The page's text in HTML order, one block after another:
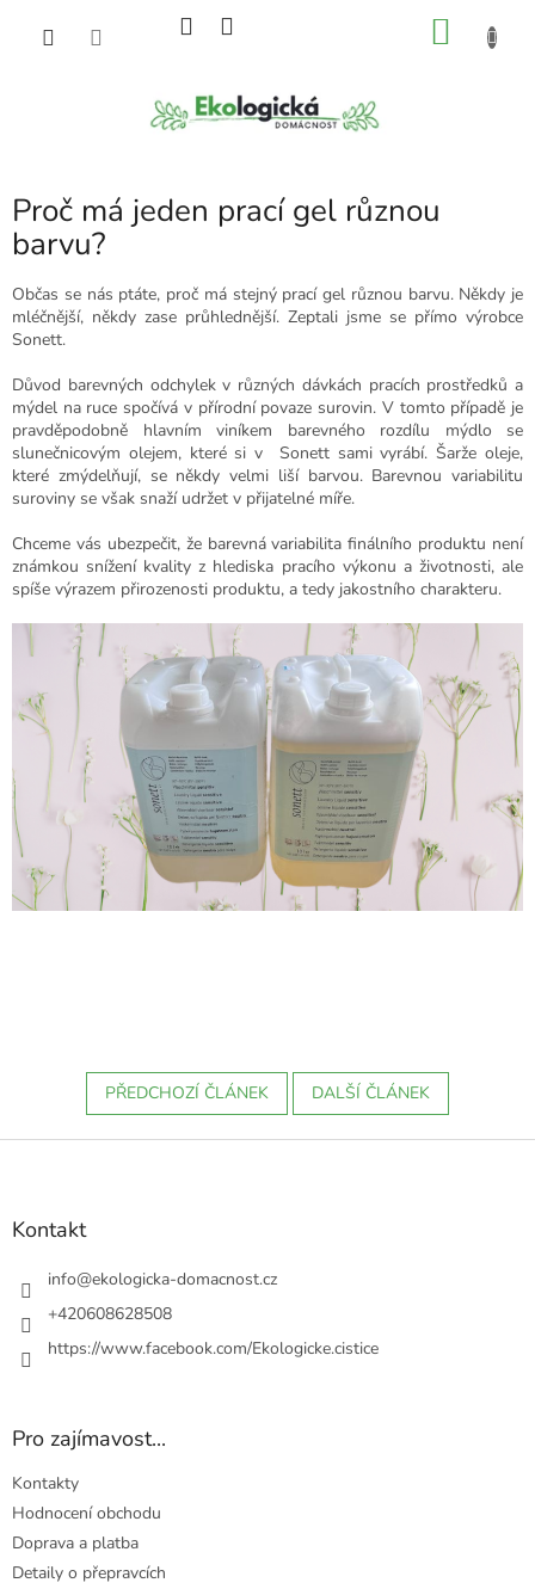
Proč má jeden prací gel různou
barvu?
Občas se nás ptáte, proč má stejný prací gel různou barvu. Někdy je
mléčnější, někdy zase průhlednější. Zeptali jsme se přímo výrobce
Sonett.
Důvod barevných odchylek v různých dávkách pracích prostředků a
mýdel na ruce spočívá v přírodní povaze surovin. V tomto případě je
pravděpodobně hlavním viníkem barevného rozdílu mýdlo se
slunečnicovým olejem, které si v Sonett sami vyrábí. Šarže oleje,
které zmýdelňují, se někdy velmi liší barvou. Barevnou variabilitu
suroviny se však snaží udržet v přijatelné míře.
Chceme vás ubezpečit, že barevná variabilita finálního produktu není
známkou snížení kvality z hlediska pracího výkonu a životnosti, ale
spíše výrazem přirozenosti produktu, a tedy jakostního charakteru.
PŘEDCHOZÍ ČLÁNEK DALŠÍ ČLÁNEK
Z
Kontakt
info@ekologicka-domacnost.cz
+420608628508
https://www.facebook.com/Ekologicke.cistice
Pro zajímavost...
Kontakty
Hodnocení obchodu
Doprava a platba
Detaily o přepravcích